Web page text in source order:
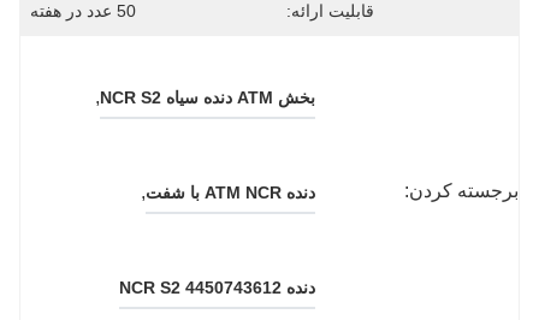
قابلیت ارائه: 50 عدد در هفته
برجسته کردن:
بخش ATM دنده سیاه NCR S2 ,
دنده ATM NCR با شفت ,
دنده NCR S2 4450743612